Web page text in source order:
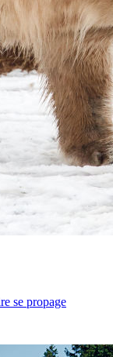
se propage